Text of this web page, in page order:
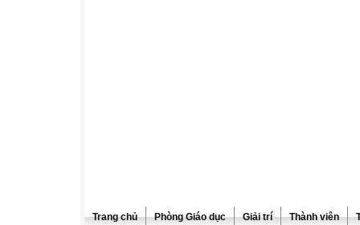
Trang chủ Phòng Giáo dục Giải trí Thành viên